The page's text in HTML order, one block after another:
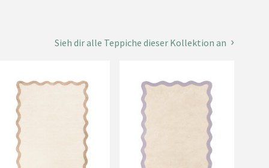
Sieh dir alle Teppiche dieser Kollektion an